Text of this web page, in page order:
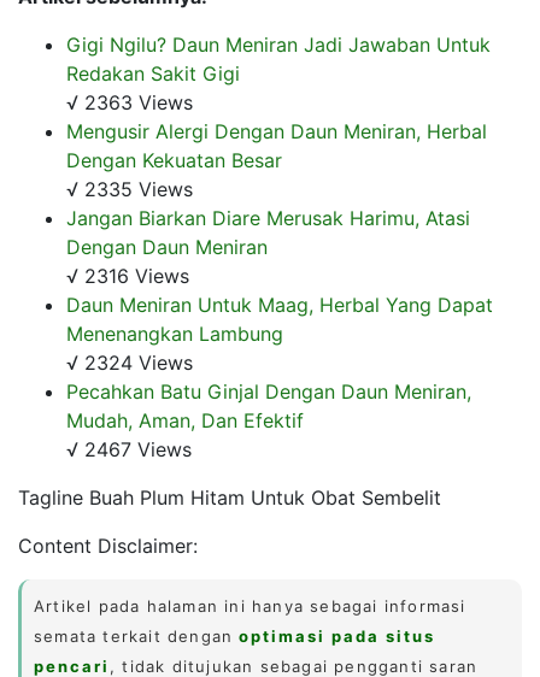
Gigi Ngilu? Daun Meniran Jadi Jawaban Untuk
Redakan Sakit Gigi
√ 2363 Views
Mengusir Alergi Dengan Daun Meniran, Herbal
Dengan Kekuatan Besar
√ 2335 Views
Jangan Biarkan Diare Merusak Harimu, Atasi
Dengan Daun Meniran
√ 2316 Views
Daun Meniran Untuk Maag, Herbal Yang Dapat
Menenangkan Lambung
√ 2324 Views
Pecahkan Batu Ginjal Dengan Daun Meniran,
Mudah, Aman, Dan Efektif
√ 2467 Views
Tagline Buah Plum Hitam Untuk Obat Sembelit
Content Disclaimer:
Artikel pada halaman ini hanya sebagai informasi
semata terkait denganoptimasi pada situs
pencari , tidak ditujukan sebagai pengganti saran